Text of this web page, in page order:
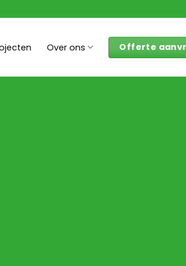
Over ons Offerte